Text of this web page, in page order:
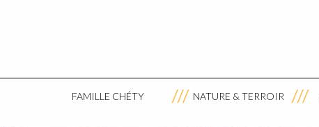
FAMILLE CHÉTY NATURE & TERROIR